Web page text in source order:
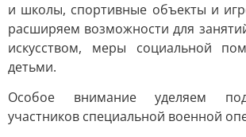
и школы, спортивные объекты и
расширяем возможности для
искусством, меры социальной
детьми.
Особое внимание уделяем
участников специальной военной